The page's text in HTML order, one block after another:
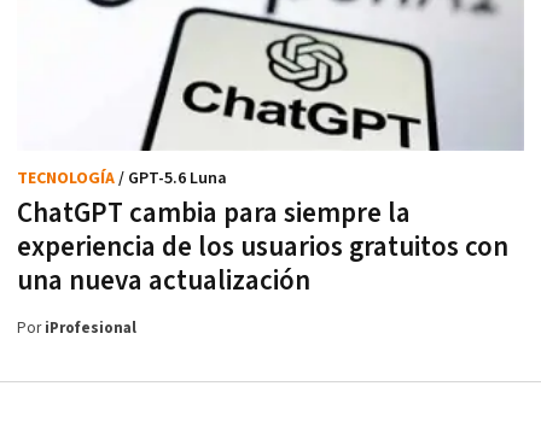
ChatGPT cambia para siempre la
experiencia de los usuarios gratuitos con
una nueva actualización
TECNOLOGÍA/ GPT-5.6 Luna
PoriProfesional